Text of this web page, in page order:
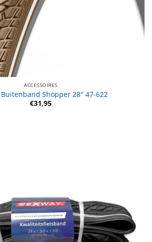
ACCESSOIRES
Buitenband Shopper 28″ 47-622
€31,95